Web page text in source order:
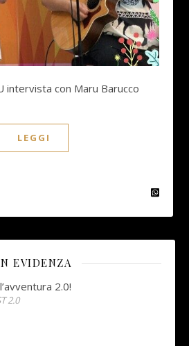
intervista con Maru Barucco
LEGGI
EVIDENZA
2.0!
2.0